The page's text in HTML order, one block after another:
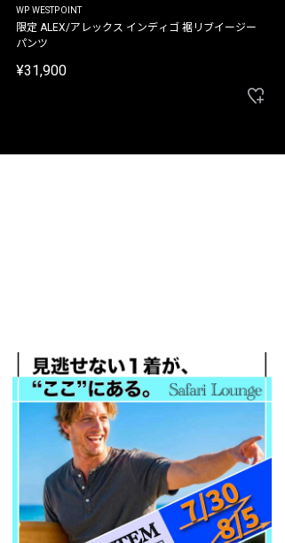
WP WESTPOINT
限定 ALEX/アレックス インディゴ 裾リブイージー
パンツ
¥31,900